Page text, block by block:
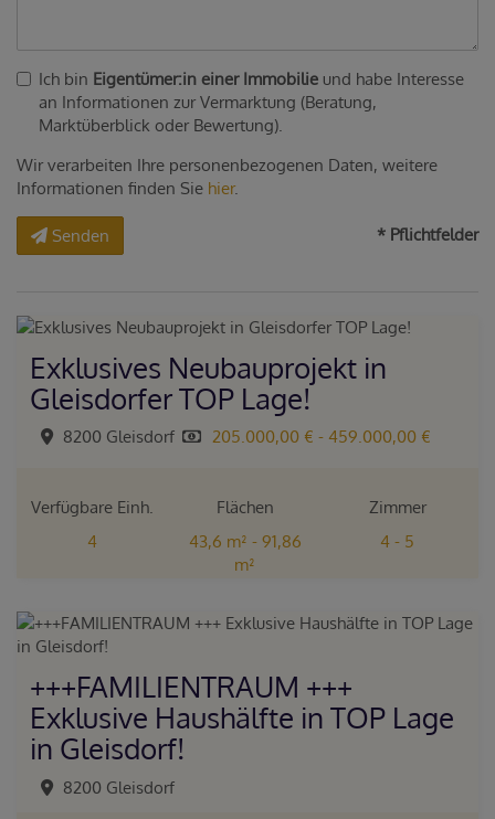
Ich bin Eigentümer:in einer Immobilie und habe Interesse
an Informationen zur Vermarktung (Beratung,
Marktüberblick oder Bewertung).
Wir verarbeiten Ihre personenbezogenen Daten, weitere
Informationen finden Sie hier.
Senden * Pflichtfelder
Exklusives Neubauprojekt in
Gleisdorfer TOP Lage!
8200 Gleisdorf 205.000,00 € - 459.000,00 €
Verfügbare Einh.
4
Flächen
43,6 m² - 91,86
m²
Zimmer
4 - 5
+++FAMILIENTRAUM +++
Exklusive Haushälfte in TOP Lage
in Gleisdorf!
8200 Gleisdorf